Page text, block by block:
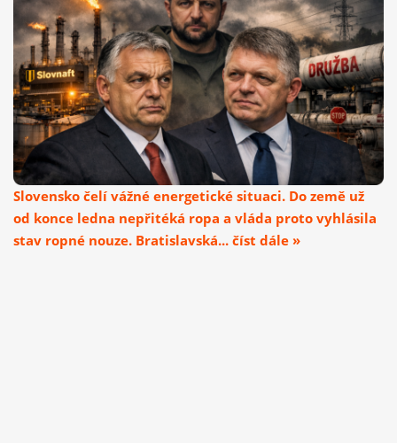
Slovensko čelí vážné energetické situaci. Do země už
od konce ledna nepřitéká ropa a vláda proto vyhlásila
stav ropné nouze. Bratislavská... číst dále »